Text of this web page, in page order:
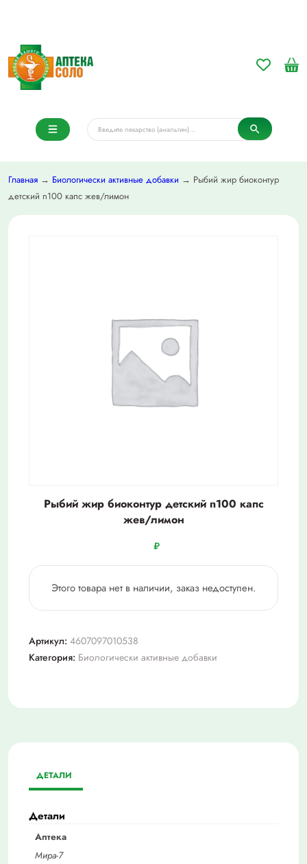
Главная → Биологически активные добавки → Рыбий жир биоконтур
детский n100 капс жев/лимон
Рыбий жир биоконтур детский n100 капс
жев/лимон
₽
Этого товара нет в наличии, заказ недоступен.
Артикул: 4607097010538
Категория: Биологически активные добавки
ДЕТАЛИ
Детали
Аптека
Мира-7